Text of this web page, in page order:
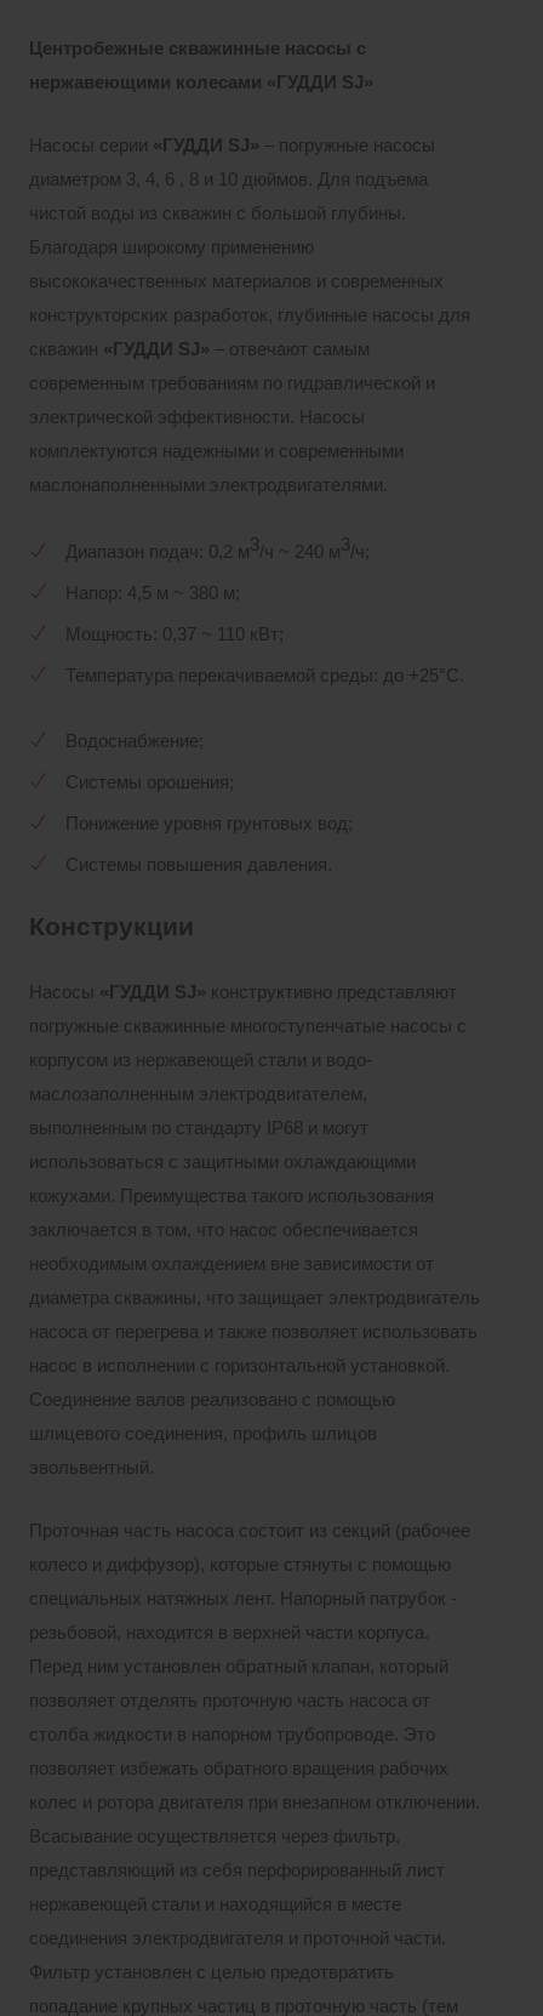
Центробежные скважинные насосы с
нержавеющими колесами «ГУДД И SJ »
Насосы серии «ГУДДИ SJ» – погружные насосы
диаметром 3, 4, 6 , 8 и 10 дюймов. Для подъема
чистой воды из скважин с большой глубины.
Благодаря широкому применению
высококачественных материалов и современных
конструкторских разработок, глубинные насосы для
скважин «ГУДДИ SJ» – отвечают самым
современным требованиям по гидравлической и
электрической эффективности. Насосы
комплектуются надежными и современными
маслонаполненными электродвигателями.
Диапазон подач: 0,2 м3/ч ~ 240 м3/ч;
Напор: 4,5 м ~ 380 м;
Мощность: 0,37 ~ 110 кВт;
Температура перекачиваемой среды: до +25°С.
Водоснабжение;
Системы орошения;
Понижение уровня грунтовых вод;
Системы повышения давления.
Конструкции
Насосы «ГУДДИ SJ» конструктивно представляют
погружные скважинные многоступенчатые насосы с
корпусом из нержавеющей стали и водо-
маслозаполненным электродвигателем,
выполненным по стандарту IP68 и могут
использоваться с защитными охлаждающими
кожухами. Преимущества такого использования
заключается в том, что насос обеспечивается
необходимым охлаждением вне зависимости от
диаметра скважины, что защищает электродвигатель
насоса от перегрева и также позволяет использовать
насос в исполнении с горизонтальной установкой.
Соединение валов реализовано с помощью
шлицевого соединения, профиль шлицов
эвольвентный.
Проточная часть насоса состоит из секций (рабочее
колесо и диффузор), которые стянуты с помощью
специальных натяжных лент. Напорный патрубок -
резьбовой, находится в верхней части корпуса.
Перед ним установлен обратный клапан, который
позволяет отделять проточную часть насоса от
столба жидкости в напорном трубопроводе. Это
позволяет избежать обратного вращения рабочих
колес и ротора двигателя при внезапном отключении.
Всасывание осуществляется через фильтр,
представляющий из себя перфорированный лист
нержавеющей стали и находящийся в месте
соединения электродвигателя и проточной части.
Фильтр установлен с целью предотвратить
попадание крупных частиц в проточную часть (тем